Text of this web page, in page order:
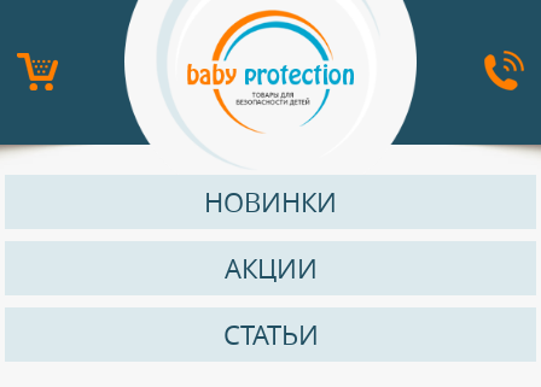
НОВИНКИ
АКЦИИ
СТАТЬИ